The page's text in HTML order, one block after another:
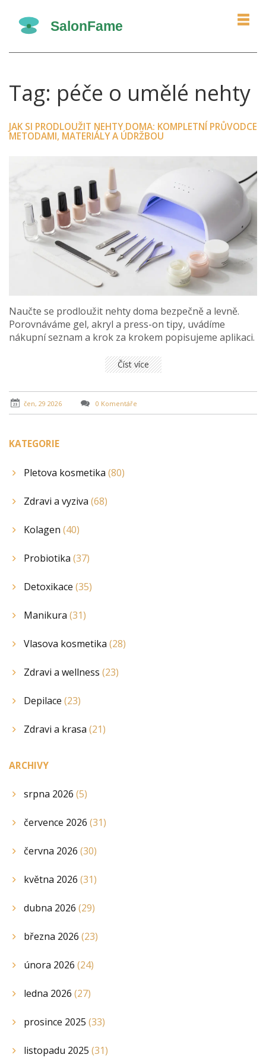
Tag: péče o umělé nehty
JAK SI PRODLOUŽIT NEHTY DOMA: KOMPLETNÍ PRŮVODCE
METODAMI, MATERIÁLY A ÚDRŽBOU
Naučte se prodloužit nehty doma bezpečně a levně.
Porovnáváme gel, akryl a press-on tipy, uvádíme
nákupní seznam a krok za krokem popisujeme aplikaci.
Číst více
čen, 29 2026 0 Komentáře
KATEGORIE
Pletova kosmetika (80)
Zdravi a vyziva (68)
Kolagen (40)
Probiotika (37)
Detoxikace (35)
Manikura (31)
Vlasova kosmetika (28)
Zdravi a wellness (23)
Depilace (23)
Zdravi a krasa (21)
ARCHIVY
srpna 2026 (5)
července 2026 (31)
června 2026 (30)
května 2026 (31)
dubna 2026 (29)
března 2026 (23)
února 2026 (24)
ledna 2026 (27)
prosince 2025 (33)
listopadu 2025 (31)